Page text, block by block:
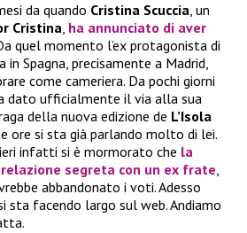
da quando Cristina Scuccia, un
Cristina, ha annunciato di aver
quel momento l’ex protagonista di
Spagna, precisamente a Madrid,
come cameriera. Da pochi giorni
dato ufficialmente il via alla sua
della nuova edizione de L’Isola
ore si sta già parlando molto di lei.
infatti si è mormorato che la
segreta con un ex frate,
abbandonato i voti. Adesso
sta facendo largo sul web. Andiamo